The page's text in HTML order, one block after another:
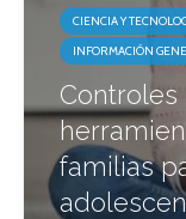
CIENCIA Y
INFORMACIÓN
Controles
familias